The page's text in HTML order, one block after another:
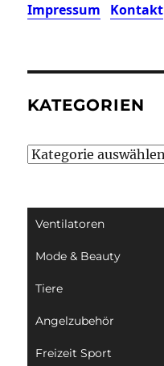
Impressum Kontakt
KATEGORIEN
Kategorien
Ventilatoren
Mode & Beauty
Tiere
Angelzubehör
Freizeit Sport